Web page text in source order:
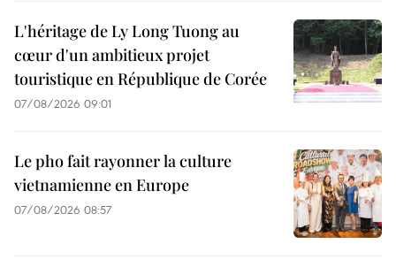
L'héritage de Ly Long Tuong au
cœur d'un ambitieux projet
touristique en République de Corée
07/08/2026 09:01
Le pho fait rayonner la culture
vietnamienne en Europe
07/08/2026 08:57